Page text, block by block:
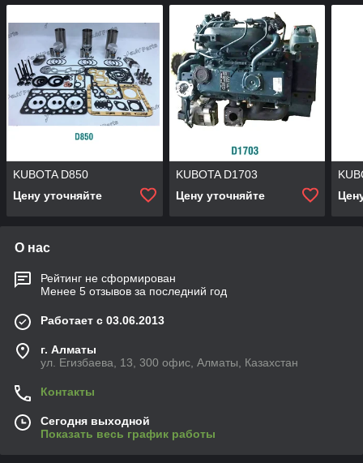
KUBOTA D850
Цену уточняйте
KUBOTA D1703
Цену уточняйте
О нас
Рейтинг не сформирован
Менее 5 отзывов за последний год
Работает с 03.06.2013
г. Алматы
ул. Егизбаева, 13, 300 офис, Алматы, Казахстан
Контакты
Сегодня выходной
Показать весь график работы